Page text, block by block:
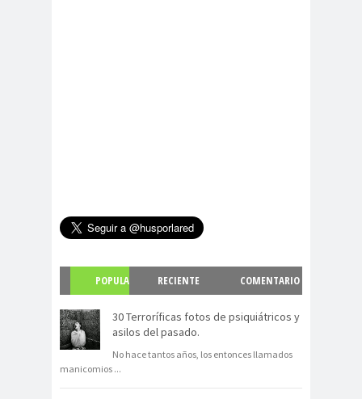
POPULA
R
RECIENTE
COMENTARIO
30 Terroríficas fotos de psiquiátricos y
asilos del pasado.
No hace tantos años, los entonces llamados
manicomios ...